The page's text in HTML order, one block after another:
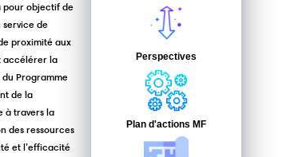
pour objectif de
de
proximité aux
accélérer la
Programme
de la
à travers la
des ressources
et l’efficacité
Perspectives
Plan d'actions MF